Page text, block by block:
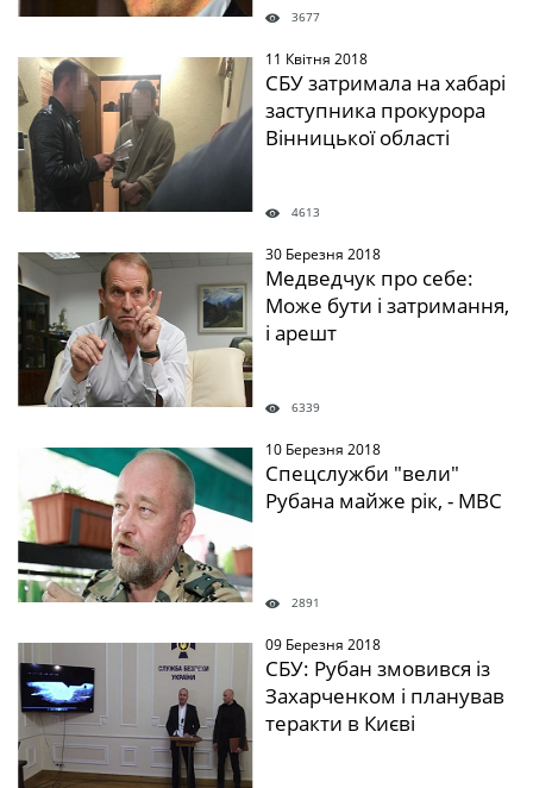
3677
" /> 11 Квітня 2018
СБУ затримала на хабарі
заступника прокурора
Вінницької області
4613
" /> 30 Березня 2018
Медведчук про себе:
Може бути і затримання,
і арешт
6339
10 Березня 2018
Спецслужби "вели"
Рубана майже рік, - МВС
2891
09 Березня 2018
СБУ: Рубан змовився із
Захарченком і планував
теракти в Києві